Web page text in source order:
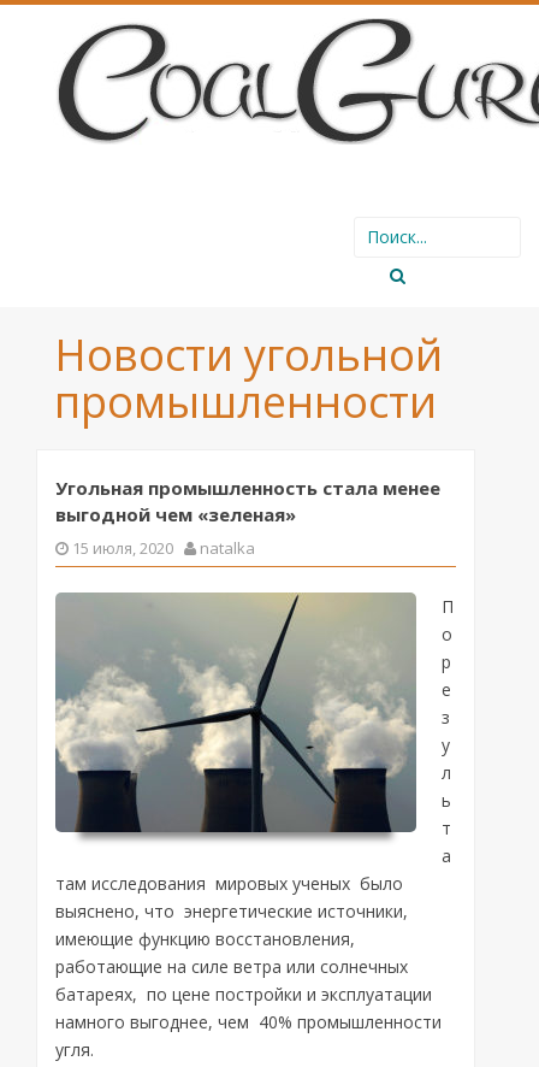
Search
for:
Новости угольной
промышленности
Угольная промышленность стала менее
выгодной чем «зеленая»
15 июля, 2020 natalka
П
о
р
е
з
у
л
ь
т
а
там исследования мировых ученых было
выяснено, что энергетические источники,
имеющие функцию восстановления,
работающие на силе ветра или солнечных
батареях, по цене постройки и эксплуатации
намного выгоднее, чем 40% промышленности
угля.